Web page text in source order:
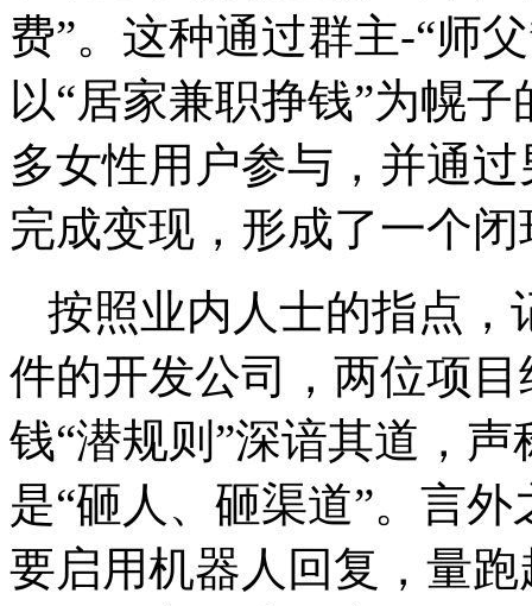
费”。这种通过群主-“师
以“居家兼职挣钱”为幌
多女性用户参与，并通
完成变现，形成了一个
按照业内人士的指点，
件的开发公司，两位项
钱“潜规则”深谙其道，
是“砸人、砸渠道”。言
要启用机器人回复，量